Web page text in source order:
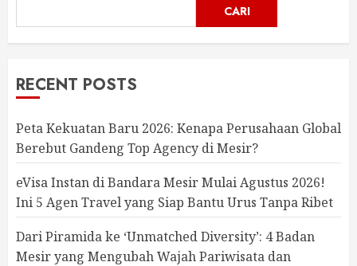
CARI
RECENT POSTS
Peta Kekuatan Baru 2026: Kenapa Perusahaan Global
Berebut Gandeng Top Agency di Mesir?
eVisa Instan di Bandara Mesir Mulai Agustus 2026!
Ini 5 Agen Travel yang Siap Bantu Urus Tanpa Ribet
Dari Piramida ke ‘Unmatched Diversity’: 4 Badan
Mesir yang Mengubah Wajah Pariwisata dan